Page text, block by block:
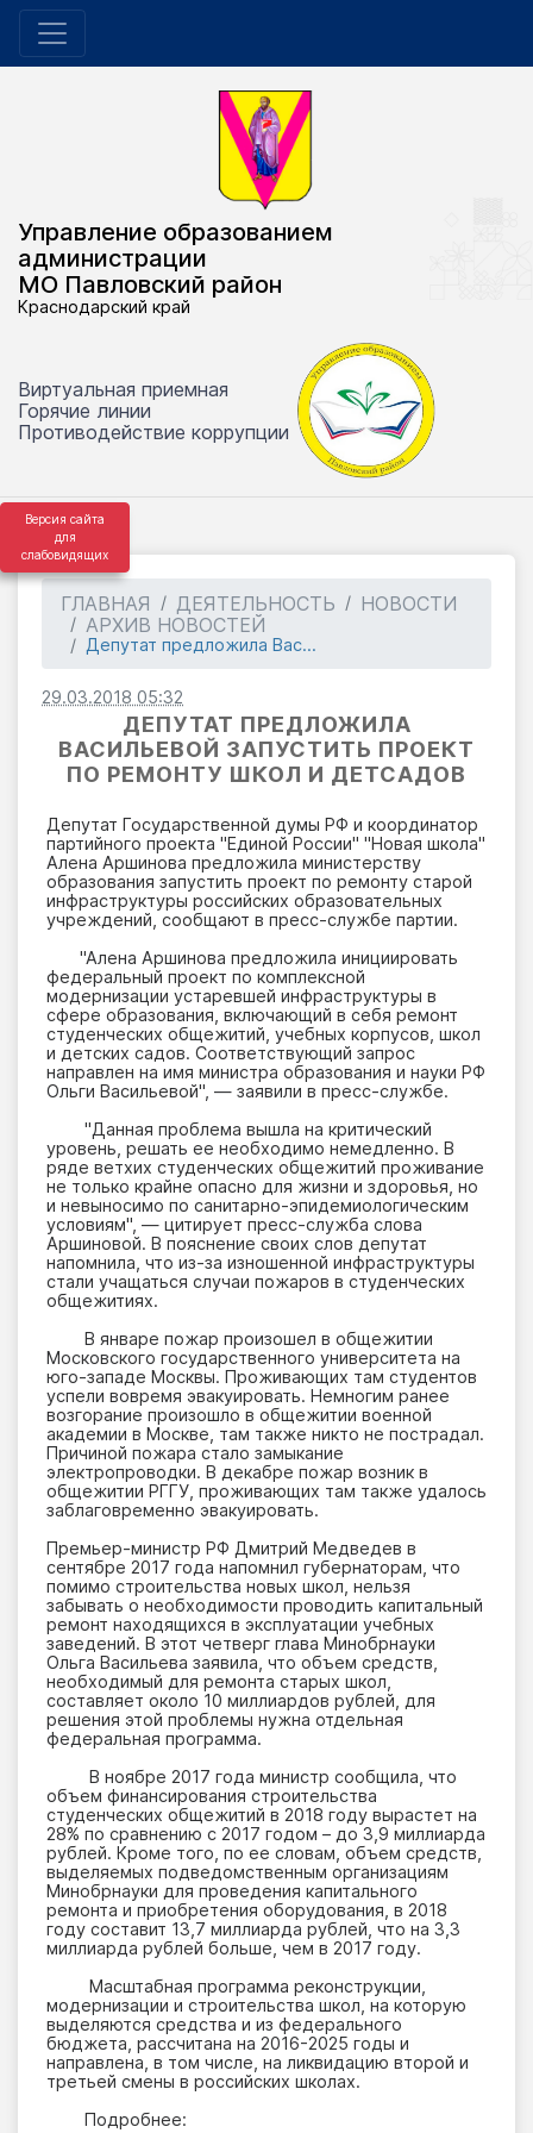
Версия сайта
для
слабовидящих
Управление образованием
администрации
МО Павловский район
Краснодарский край
Виртуальная приемная
Горячие линии
Противодействие коррупции
ГЛАВНАЯ ДЕЯТЕЛЬНОСТЬ
НОВОСТИ
АРХИВ НОВОСТЕЙ
Депутат предложила Вас...
29.03.2018 05:32
ДЕПУТАТ ПРЕДЛОЖИЛА
ВАСИЛЬЕВОЙ ЗАПУСТИТЬ ПРОЕКТ
ПО РЕМОНТУ ШКОЛ И ДЕТСАДОВ
Депутат Государственной думы РФ и координатор
партийного проекта "Единой России" "Новая школа"
Алена Аршинова предложила министерству
образования запустить проект по ремонту старой
инфраструктуры российских образовательных
учреждений, сообщают в пресс-службе партии.
"Алена Аршинова предложила инициировать
федеральный проект по комплексной
модернизации устаревшей инфраструктуры в
сфере образования, включающий в себя ремонт
студенческих общежитий, учебных корпусов, школ
и детских садов. Соответствующий запрос
направлен на имя министра образования и науки РФ
Ольги Васильевой", — заявили в пресс-службе.
"Данная проблема вышла на критический
уровень, решать ее необходимо немедленно. В
ряде ветхих студенческих общежитий проживание
не только крайне опасно для жизни и здоровья, но
и невыносимо по санитарно-эпидемиологическим
условиям", — цитирует пресс-служба слова
Аршиновой. В пояснение своих слов депутат
напомнила, что из-за изношенной инфраструктуры
стали учащаться случаи пожаров в студенческих
общежитиях.
В январе пожар произошел в общежитии
Московского государственного университета на
юго-западе Москвы. Проживающих там студентов
успели вовремя эвакуировать. Немногим ранее
возгорание произошло в общежитии военной
академии в Москве, там также никто не пострадал.
Причиной пожара стало замыкание
электропроводки. В декабре пожар возник в
общежитии РГГУ, проживающих там также удалось
заблаговременно эвакуировать.
Премьер-министр РФ Дмитрий Медведев в
сентябре 2017 года напомнил губернаторам, что
помимо строительства новых школ, нельзя
забывать о необходимости проводить капитальный
ремонт находящихся в эксплуатации учебных
заведений. В этот четверг глава Минобрнауки
Ольга Васильева заявила, что объем средств,
необходимый для ремонта старых школ,
составляет около 10 миллиардов рублей, для
решения этой проблемы нужна отдельная
федеральная программа.
В ноябре 2017 года министр сообщила, что
объем финансирования строительства
студенческих общежитий в 2018 году вырастет на
28% по сравнению с 2017 годом – до 3,9 миллиарда
рублей. Кроме того, по ее словам, объем средств,
выделяемых подведомственным организациям
Минобрнауки для проведения капитального
ремонта и приобретения оборудования, в 2018
году составит 13,7 миллиарда рублей, что на 3,3
миллиарда рублей больше, чем в 2017 году.
Масштабная программа реконструкции,
модернизации и строительства школ, на которую
выделяются средства и из федерального
бюджета, рассчитана на 2016-2025 годы и
направлена, в том числе, на ликвидацию второй и
третьей смены в российских школах.
Подробнее: